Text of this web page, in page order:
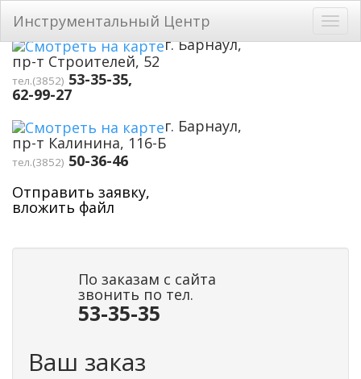
Инструментальный Центр
г. Барнаул,
пр-т Строителей, 52
тел.(3852) 53-35-35,
62-99-27
г. Барнаул,
пр-т Калинина, 116-Б
тел.(3852) 50-36-46
Отправить заявку,
вложить файл
По заказам с сайта
звонить по тел.
53-35-35
Ваш заказ